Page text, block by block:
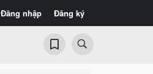
Đăng nhập Đăng ký